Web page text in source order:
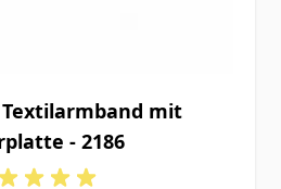
Textilarmband mit
- 2186